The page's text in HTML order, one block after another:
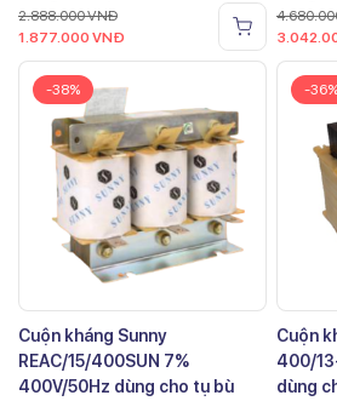
2.888.000VNĐ
1.877.000 VNĐ
-38%
Cuộn kháng Sunny
REAC/15/400SUN 7%
400V/50Hz dùng cho tụ bù
-36%
Cuộn
400/
dùng